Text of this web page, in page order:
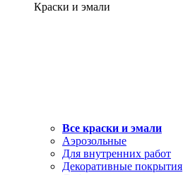
Краски и эмали
Все краски и эмали
Аэрозольные
Для внутренних работ
Декоративные покрытия